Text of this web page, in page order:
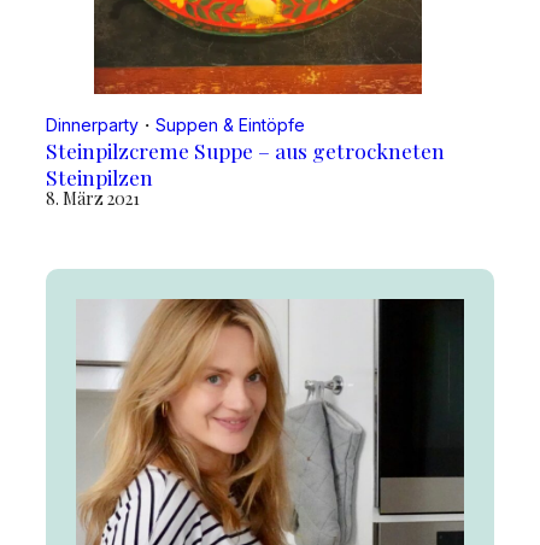
Dinnerparty ・ Suppen & Eintöpfe
Steinpilzcreme Suppe – aus getrockneten
Steinpilzen
8. März 2021